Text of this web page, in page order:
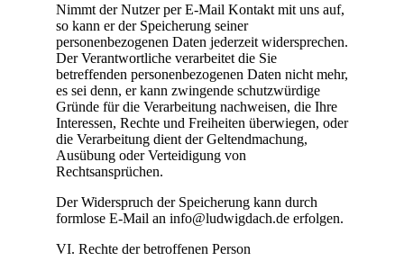
Nimmt der Nutzer per E-Mail Kontakt mit uns auf,
so kann er der Speicherung seiner
personenbezogenen Daten jederzeit widersprechen.
Der Verantwortliche verarbeitet die Sie
betreffenden personenbezogenen Daten nicht mehr,
es sei denn, er kann zwingende schutzwürdige
Gründe für die Verarbeitung nachweisen, die Ihre
Interessen, Rechte und Freiheiten überwiegen, oder
die Verarbeitung dient der Geltendmachung,
Ausübung oder Verteidigung von
Rechtsansprüchen.
Der Widerspruch der Speicherung kann durch
formlose E-Mail an info@ludwigdach.de erfolgen.
VI. Rechte der betroffenen Person